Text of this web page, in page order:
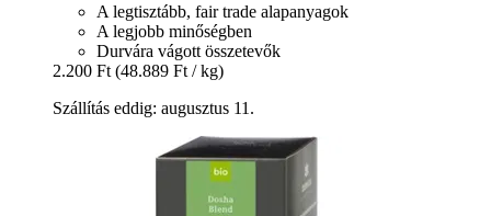
A legtisztább, fair trade alapanyagok
A legjobb minőségben
Durvára vágott összetevők
2.200 Ft (48.889 Ft / kg)
Szállítás eddig: augusztus 11.